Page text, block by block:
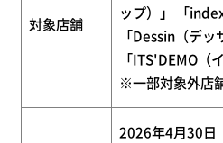
対象店舗
ップ）」 「
「Dessin（デッ
「ITS'DEMO（
※一部対象外店
2026年4月30日